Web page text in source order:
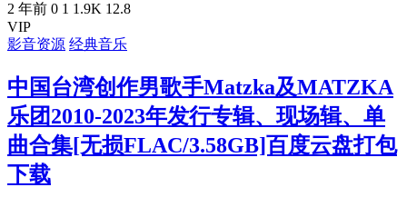
2 年前 0 1 1.9K 12.8
VIP
影音资源 经典音乐
中国台湾创作男歌手Matzka及MATZKA
乐团2010-2023年发行专辑、现场辑、单
曲合集[无损FLAC/3.58GB]百度云盘打包
下载